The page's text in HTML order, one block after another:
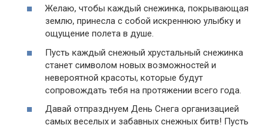
Желаю, чтобы каждый снежинка, покрывающая
землю, принесла с собой искреннюю улыбку и
ощущение полета в душе.
Пусть каждый снежный хрустальный снежинка
станет символом новых возможностей и
невероятной красоты, которые будут
сопровождать тебя на протяжении всего года.
Давай отпразднуем День Снега организацией
самых веселых и забавных снежных битв! Пусть